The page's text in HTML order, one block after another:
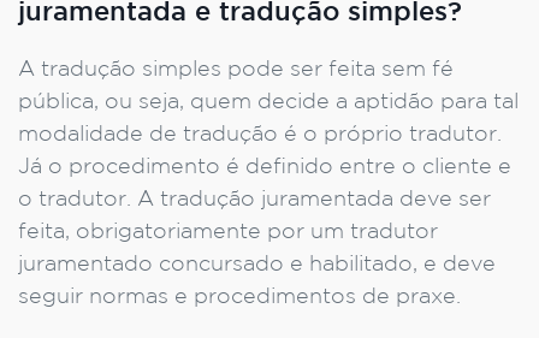
juramentada e tradução simples?
A tradução simples pode ser feita sem fé
pública, ou seja, quem decide a aptidão para tal
modalidade de tradução é o próprio tradutor.
Já o procedimento é definido entre o cliente e
o tradutor. A tradução juramentada deve ser
feita, obrigatoriamente por um tradutor
juramentado concursado e habilitado, e deve
seguir normas e procedimentos de praxe.